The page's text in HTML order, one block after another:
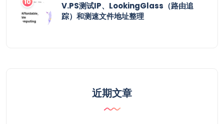
V.PS测试IP、LookingGlass（路由追
踪）和测速文件地址整理
近期文章